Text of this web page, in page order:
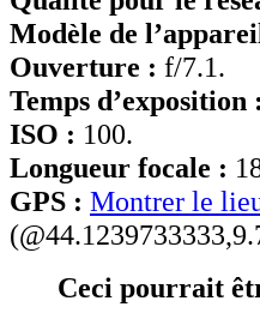
Modèle de
Ouverture : f/7.1.
Temps d’exposition :
ISO : 100.
Longueur focale :
GPS : Montrer le
Ceci pourrait